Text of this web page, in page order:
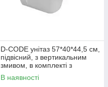
D-CODE унітаз 57*40*44,5 см,
підвісний, з вертикальним
змивом, в комплекті з
сидінням slow-closing
В наявності